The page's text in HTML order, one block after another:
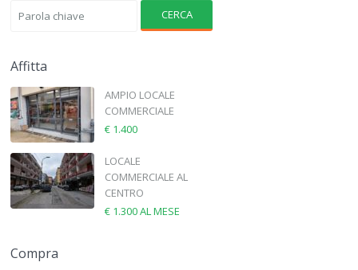
CERCA
Affitta
AMPIO LOCALE
COMMERCIALE
€ 1.400
LOCALE
COMMERCIALE AL
CENTRO
€ 1.300AL MESE
Compra